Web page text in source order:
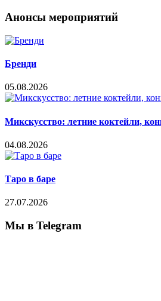
Анонсы мероприятий
Бренди
05.08.2026
Микскусство: летние коктейли,
04.08.2026
Таро в баре
27.07.2026
Мы в Telegram